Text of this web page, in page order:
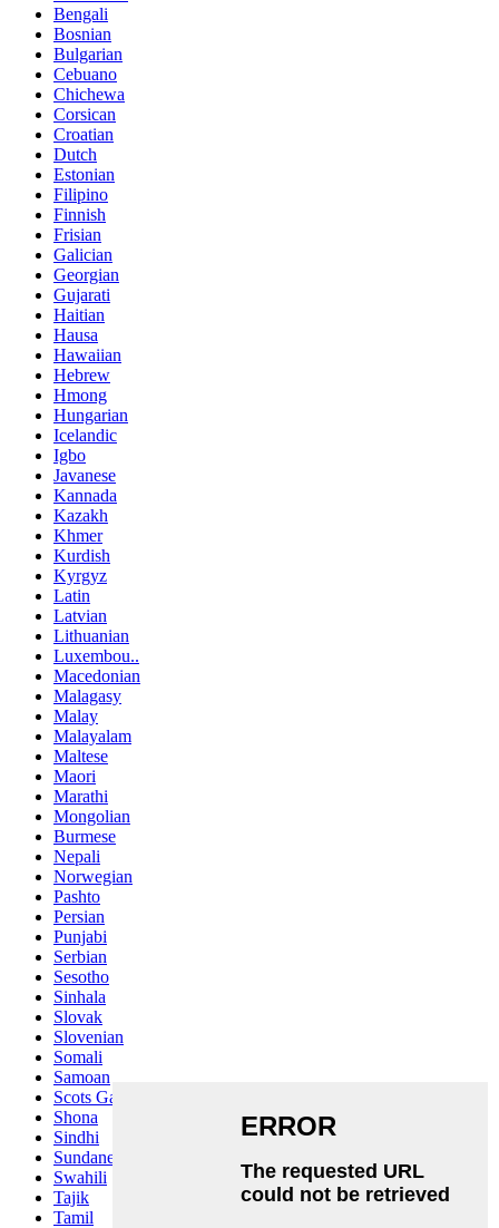
Bengali
Bosnian
Bulgarian
Cebuano
Chichewa
Corsican
Croatian
Dutch
Estonian
Filipino
Finnish
Frisian
Galician
Georgian
Gujarati
Haitian
Hausa
Hawaiian
Hebrew
Hmong
Hungarian
Icelandic
Igbo
Javanese
Kannada
Kazakh
Khmer
Kurdish
Kyrgyz
Latin
Latvian
Lithuanian
Luxembou..
Macedonian
Malagasy
Malay
Malayalam
Maltese
Maori
Marathi
Mongolian
Burmese
Nepali
Norwegian
Pashto
Persian
Punjabi
Serbian
Sesotho
Sinhala
Slovak
Slovenian
Somali
Samoan
Scots Gaelic
Shona
Sindhi
Sundanese
Swahili
Tajik
Tamil